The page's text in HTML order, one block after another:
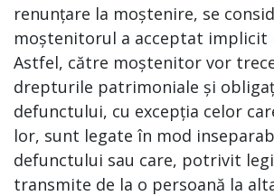
renunțare la moștenire, se
moștenitorul a acceptat implicit
Astfel, către moștenitor vor
drepturile patrimoniale și
defunctului, cu excepția celor
lor, sunt legate în mod
defunctului sau care, potrivit
transmite de la o persoană la